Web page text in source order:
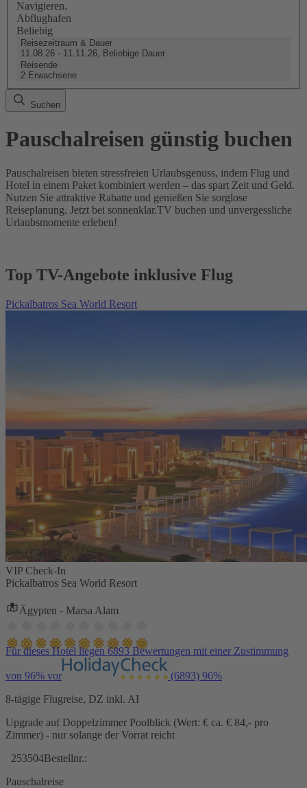
Navigieren.
Abflughafen
Beliebig
Reisezeitraum & Dauer
11.08.26 - 11.11.26, Beliebige Dauer
Reisende
2 Erwachsene
Suchen
Pauschalreisen günstig buchen
Pauschalreisen bieten stressfreien Urlaubsgenuss, indem Flug und
Hotel in einem Paket kombiniert werden – das spart Zeit und Geld.
Nutzen Sie attraktive Rabatte und genießen Sie sorglose
Reiseplanung. Jetzt bei sonnenklar.TV buchen und unvergessliche
Urlaubsmomente erleben!
Top TV-Angebote inklusive Flug
Pickalbatros Sea World Resort
VIP Check-In
Pickalbatros Sea World Resort
Ägypten - Marsa Alam
Für dieses Hotel liegen 6893 Bewertungen mit einer Zustimmung
von 96% vor (6893) 96%
8-tägige Flugreise, DZ inkl. AI
Upgrade auf Doppelzimmer Poolblick (Wert: € ca. € 84,- pro
Zimmer) - nur solange der Vorrat reicht
253504Bestellnr.:
Pauschalreise